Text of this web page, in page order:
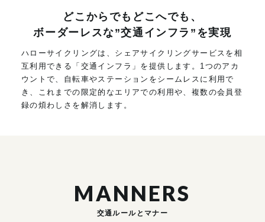
どこからでもどこへでも、
ボーダーレスな”交通インフラ”を実現
ハローサイクリングは、シェアサイクリングサービスを相
互利用できる「交通インフラ」を提供します。1つのアカ
ウントで、自転車やステーションをシームレスに利用で
き、これまでの限定的なエリアでの利用や、複数の会員登
録の煩わしさを解消します。
MANNERS
交通ルールとマナー